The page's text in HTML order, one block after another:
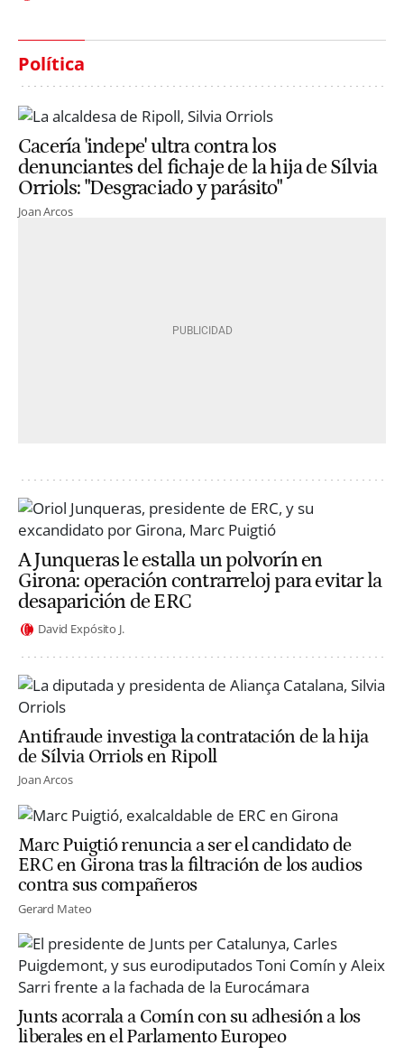
Política
Cacería 'indepe' ultra contra los
denunciantes del fichaje de la hija de Sílvia
Orriols: "Desgraciado y parásito"
Joan Arcos
A Junqueras le estalla un polvorín en
Girona: operación contrarreloj para evitar la
desaparición de ERC
David Expósito J.
Antifraude investiga la contratación de la hija
de Sílvia Orriols en Ripoll
Joan Arcos
Marc Puigtió renuncia a ser el candidato de
ERC en Girona tras la filtración de los audios
contra sus compañeros
Gerard Mateo
Junts acorrala a Comín con su adhesión a los
liberales en el Parlamento Europeo